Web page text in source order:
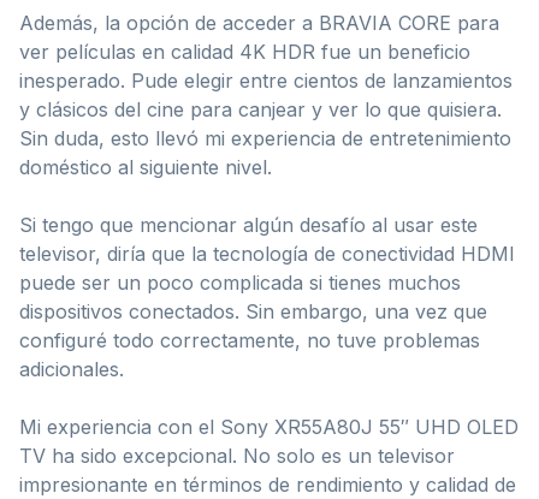
Además, la opción de acceder a BRAVIA CORE para
ver películas en calidad 4K HDR fue un beneficio
inesperado. Pude elegir entre cientos de lanzamientos
y clásicos del cine para canjear y ver lo que quisiera.
Sin duda, esto llevó mi experiencia de entretenimiento
doméstico al siguiente nivel.
Si tengo que mencionar algún desafío al usar este
televisor, diría que la tecnología de conectividad HDMI
puede ser un poco complicada si tienes muchos
dispositivos conectados. Sin embargo, una vez que
configuré todo correctamente, no tuve problemas
adicionales.
Mi experiencia con el Sony XR55A80J 55″ UHD OLED
TV ha sido excepcional. No solo es un televisor
impresionante en términos de rendimiento y calidad de